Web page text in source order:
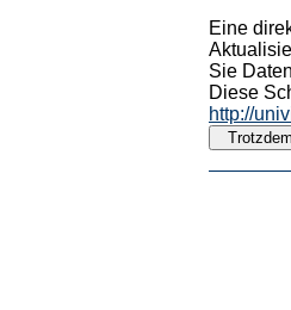
Eine
Sie
Diese
http://